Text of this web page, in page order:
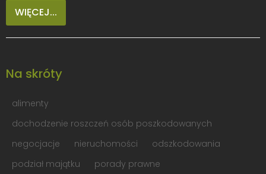
WIĘCEJ...
Na skróty
alimenty
dochodzenie roszczeń osób poszkodowanych
negocjacje
nieruchomości
odszkodowania
podział majątku
porady prawne